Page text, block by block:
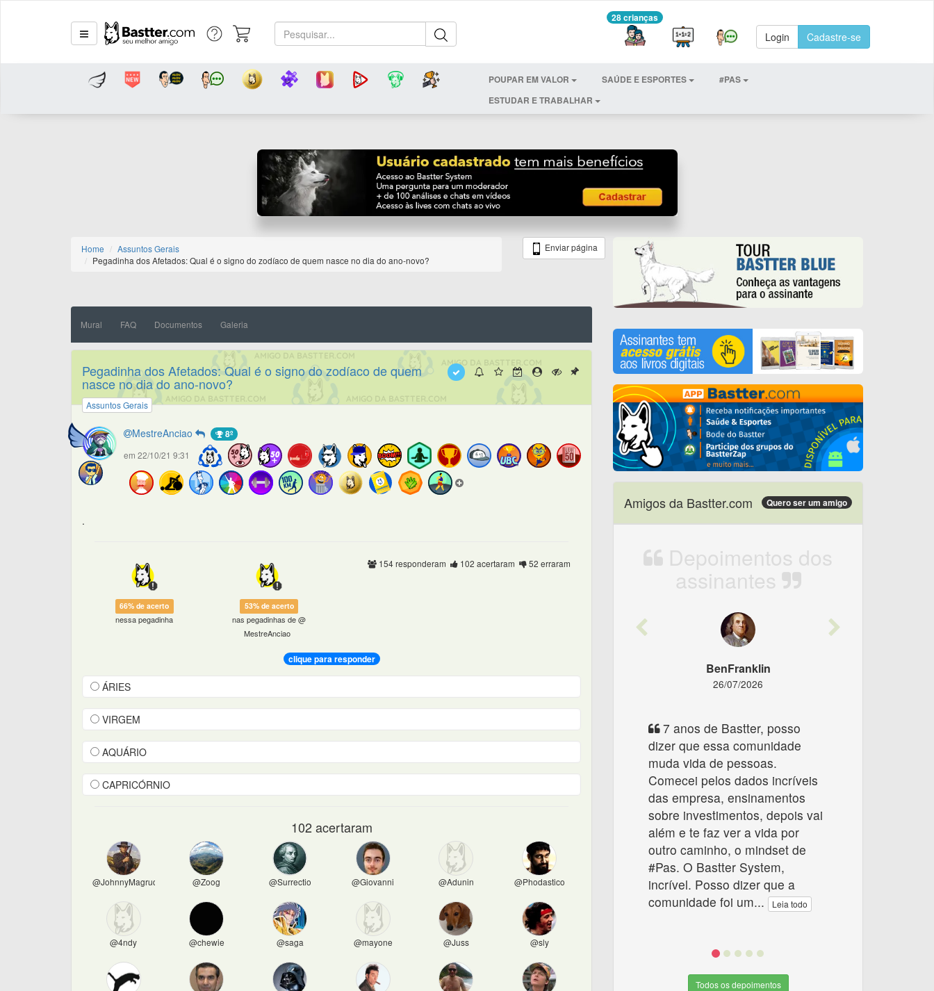
28 crianças
Login Cadastre-se
POUPAR EM VALOR SAÚDE E ESPORTES
#PAS
ESTUDAR E TRABALHAR
Home
Assuntos Gerais
Pegadinha dos Afetados: Qual é o signo do zodíaco de quem nasce no dia do ano-novo?
Enviar página
Mural FAQ Documentos Galeria
Pegadinha dos Afetados: Qual é o signo do zodíaco de quem
nasce no dia do ano-novo?
Assuntos Gerais
MestreAnciao 8º
em 22/10/21 9:31
.
66% de acerto
nessa pegadinha
53% de acerto
nas pegadinhas de @
MestreAnciao
154 responderam 102 acertaram 52 erraram
clique para responder
ÁRIES
VIRGEM
AQUÁRIO
CAPRICÓRNIO
102 acertaram
@JohnnyMagruder @Zoog @Surrectio @Giovanni @Adunin @Phodastico
@4ndy @chewie @saga @mayone @Juss @sly
Amigos da Bastter.com Quero ser um amigo
Depoimentos dos
assinantes
Previous
BenFranklin
26/07/2026
7 anos de Bastter, posso
dizer que essa comunidade
muda vida de pessoas.
Comecei pelos dados incríveis
das empresa, ensinamentos
sobre investimentos, depois vai
além e te faz ver a vida por
outro caminho, o mindset de
#Pas. O Bastter System,
incrível. Posso dizer que a
comunidade foi um... Leia todo
Todos os depoimentos